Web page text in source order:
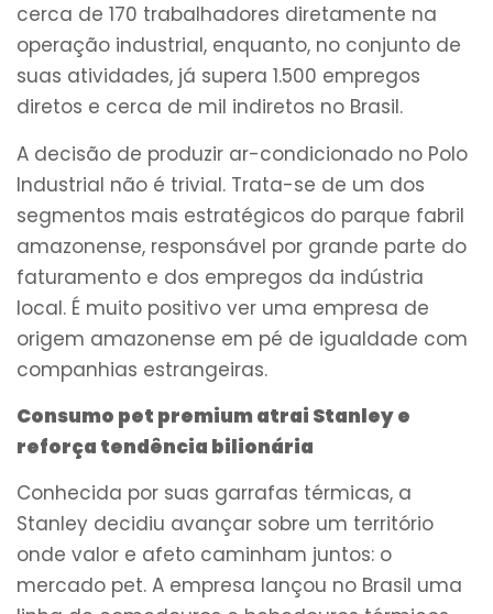
cerca de 170 trabalhadores diretamente na
operação industrial, enquanto, no conjunto de
suas atividades, já supera 1.500 empregos
diretos e cerca de mil indiretos no Brasil.
A decisão de produzir ar-condicionado no Polo
Industrial não é trivial. Trata-se de um dos
segmentos mais estratégicos do parque fabril
amazonense, responsável por grande parte do
faturamento e dos empregos da indústria
local. É muito positivo ver uma empresa de
origem amazonense em pé de igualdade com
companhias estrangeiras.
Consumo pet premium atrai Stanley e
reforça tendência bilionária
Conhecida por suas garrafas térmicas, a
Stanley decidiu avançar sobre um território
onde valor e afeto caminham juntos: o
mercado pet. A empresa lançou no Brasil uma